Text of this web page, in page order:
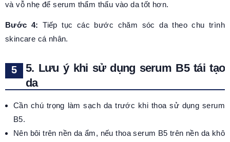
và vỗ nhẹ để serum thẩm thấu vào da tốt hơn.
Bước 4:Tiếp tục các bước chăm sóc da theo chu trình
skincare cá nhân.
5. Lưu ý khi sử dụng serum B5 tái tạo
da
Cần chú trọng làm sạch da trước khi thoa sử dụng serum
B5.
Nên bôi trên nền da ẩm, nếu thoa serum B5 trên nền da khô